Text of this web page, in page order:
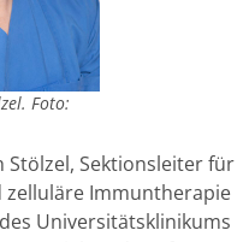
Foto:
Stölzel, Sektionsleiter für
Immuntherapie
Universitätsklinikums